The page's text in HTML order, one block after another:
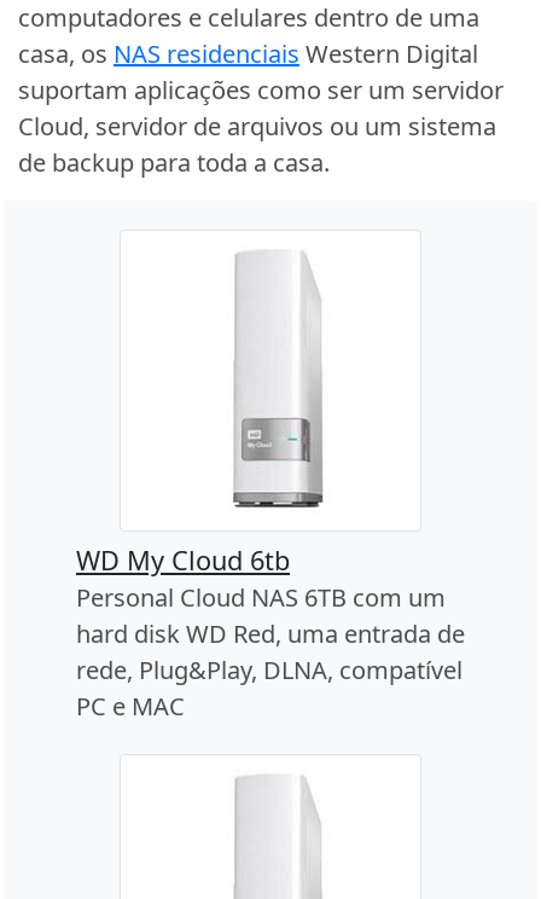
computadores e celulares dentro de uma
casa, os NAS residenciais Western Digital
suportam aplicações como ser um servidor
Cloud, servidor de arquivos ou um sistema
de backup para toda a casa.
WD My Cloud 6tb
Personal Cloud NAS 6TB com um
hard disk WD Red, uma entrada de
rede, Plug&Play, DLNA, compatível
PC e MAC